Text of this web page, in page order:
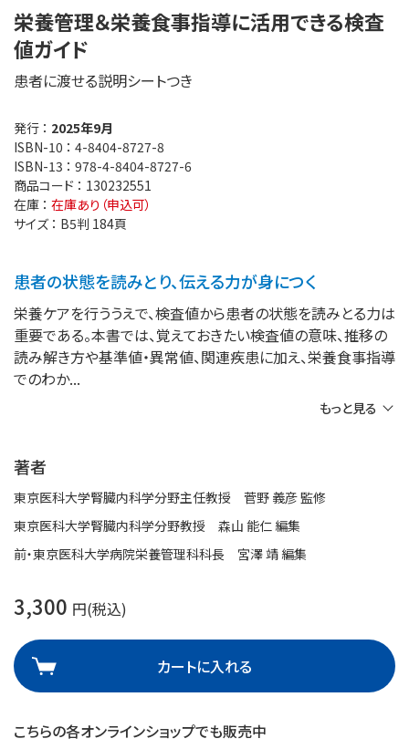
栄養管理＆栄養食事指導に活用できる検査
値ガイド
患者に渡せる説明シートつき
発行 ： 2025年9月
ISBN-10 ： 4-8404-8727-8
ISBN-13 ： 978-4-8404-8727-6
商品コード ： 130232551
在庫 ： 在庫あり（申込可）
サイズ ： B5判 184頁
患者の状態を読みとり、伝える力が身につく
栄養ケアを行ううえで、検査値から患者の状態を読みとる力は
重要である。本書では、覚えておきたい検査値の意味、推移の
読み解き方や基準値・異常値、関連疾患に加え、栄養食事指導
でのわか
もっと見る
著者
東京医科大学腎臓内科学分野主任教授 菅野 義彦 監修
東京医科大学腎臓内科学分野教授 森山 能仁 編集
前・東京医科大学病院栄養管理科科長 宮澤 靖 編集
3,300 円(税込)
カートに入れる
こちらの各オンラインショップでも販売中